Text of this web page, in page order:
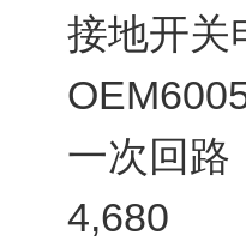
接地开关
一次回路
4,680